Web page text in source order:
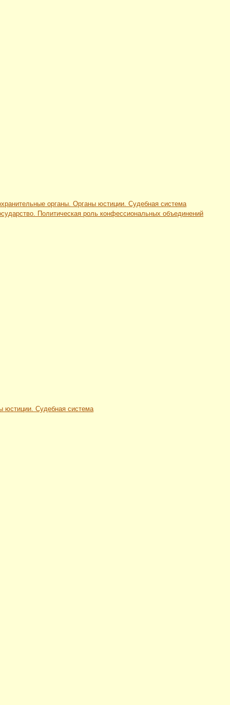
органы. Органы юстиции. Судебная система
Политическая роль конфессиональных объединений
юстиции. Судебная система